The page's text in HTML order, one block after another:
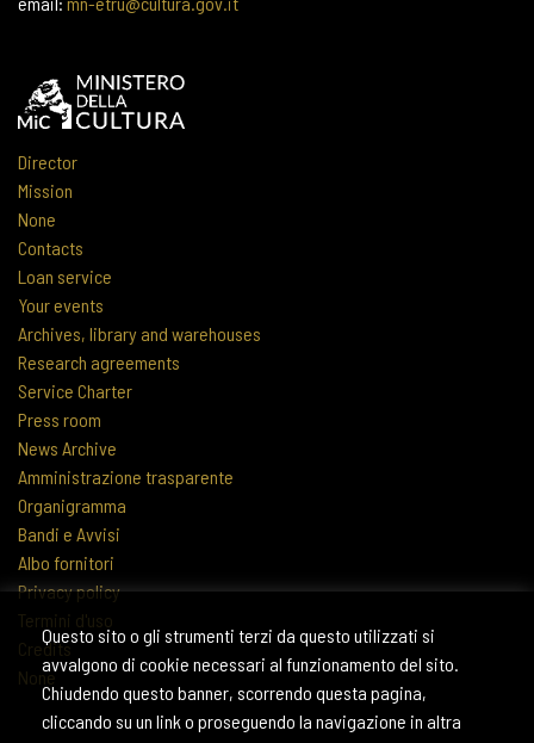
Questo sito o gli strumenti terzi da questo utilizzati si
avvalgono di cookie necessari al funzionamento del sito.
Chiudendo questo banner, scorrendo questa pagina,
cliccando su un link o proseguendo la navigazione in altra
Director
Mission
None
Contacts
Loan service
Your events
Archives, library and warehouses
Research agreements
Service Charter
Press room
News Archive
Amministrazione trasparente
Organigramma
Bandi e Avvisi
Albo fornitori
Privacy policy
Termini d'uso
Credits
None